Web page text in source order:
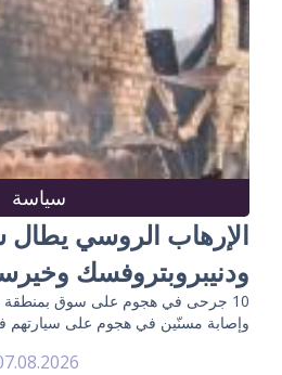
سياسة
الإرهاب الروسي
ودنيبروبتروفسك
10 جرحى في هجوم على سوق بمنطقة
وإصابة مسنّين في هجوم على